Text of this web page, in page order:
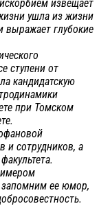
извещает
ушла из жизни
выражает глубокие
ступени от
кандидатскую
при Томском
и сотрудников, а
ее юмор,